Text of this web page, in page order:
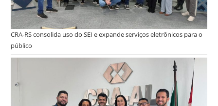
CRA-RS consolida uso do SEI e expande serviços eletrônicos para o
público